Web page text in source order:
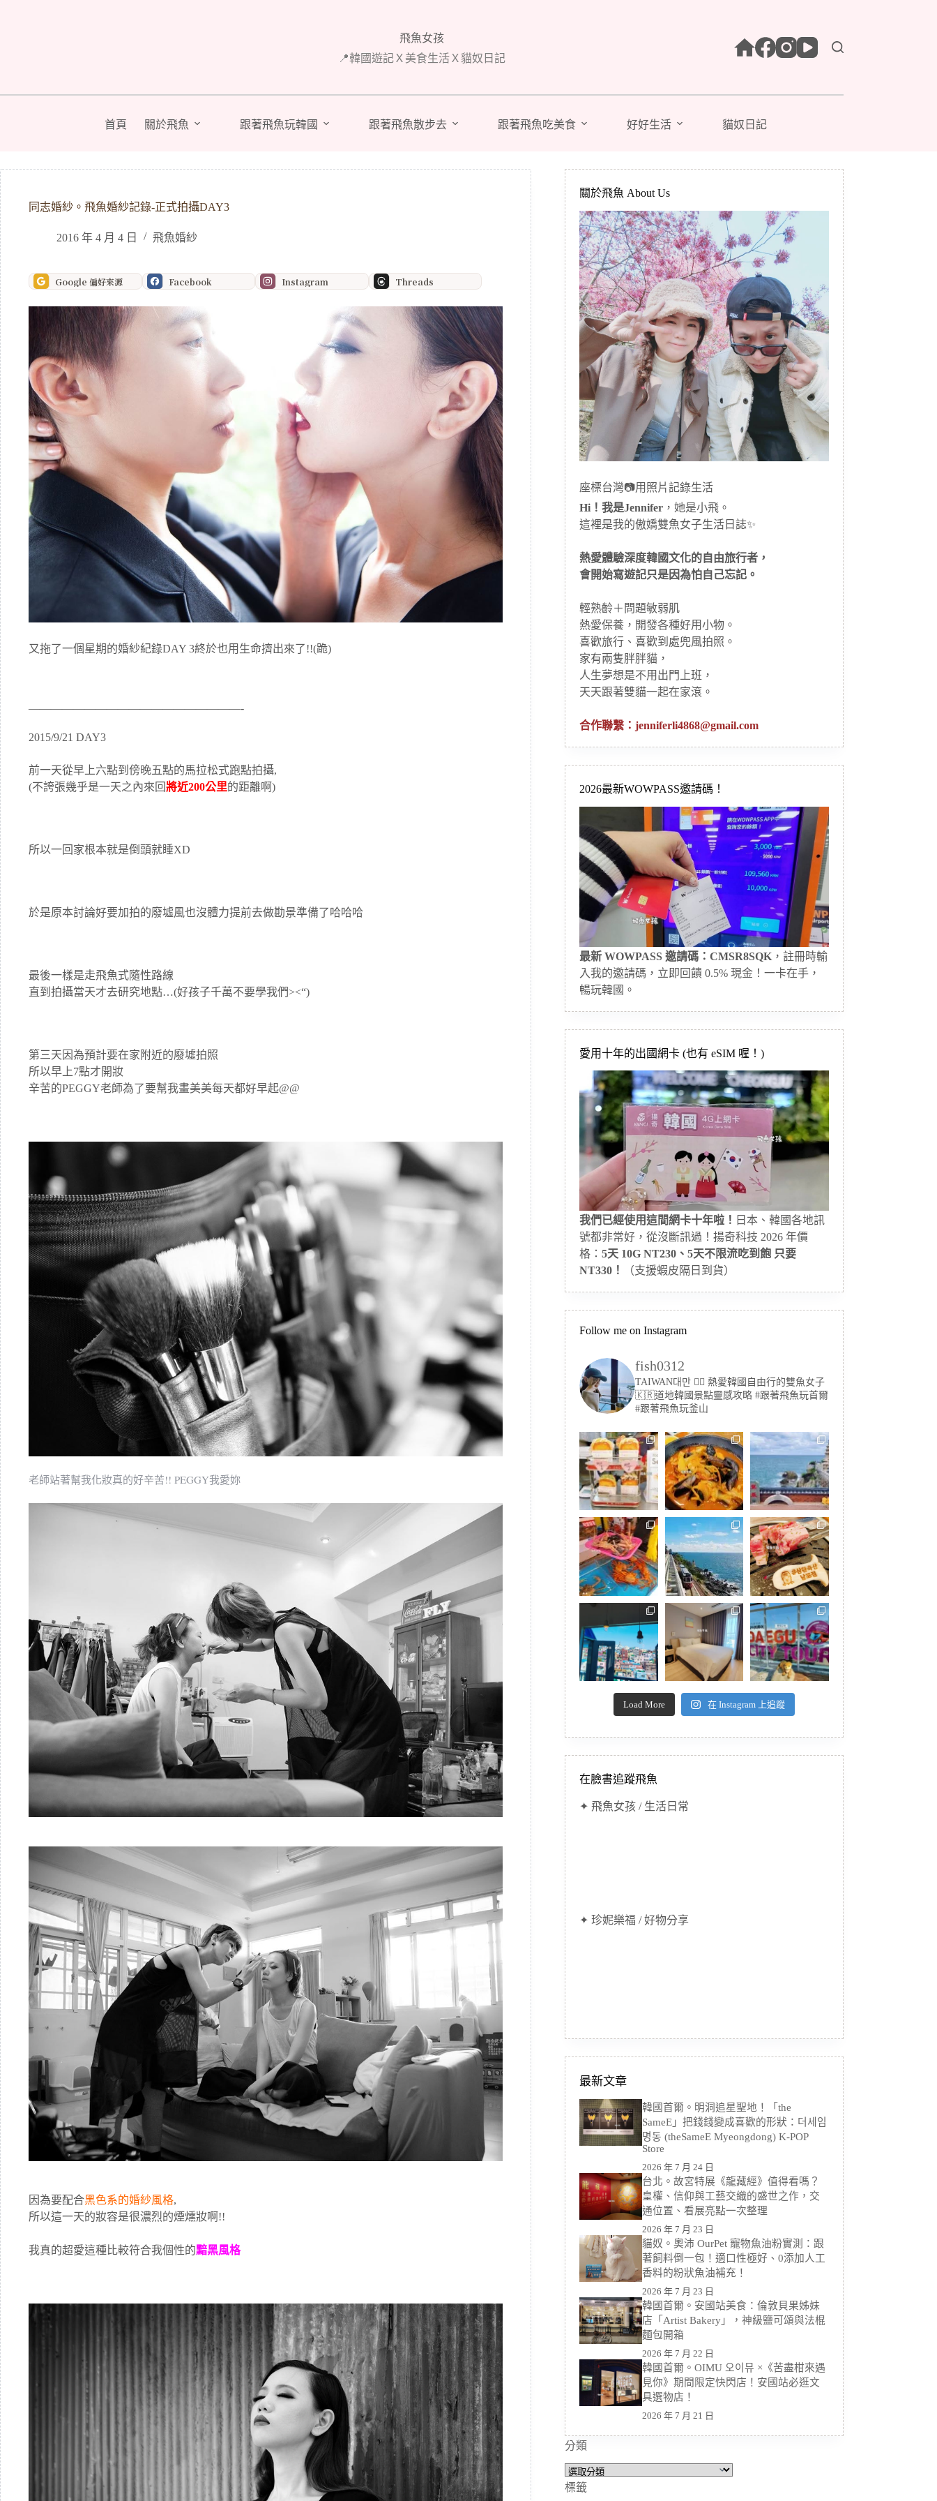
容
飛魚女孩
📍韓國遊記Ｘ美食生活Ｘ貓奴日記
首頁 關於飛魚 跟著飛魚玩韓國 跟著飛魚散步去 跟著飛魚吃美食 好好生活 貓奴日記
同志婚紗。飛魚婚紗記錄-正式拍攝DAY3
2016 年 4 月 4 日 飛魚婚紗
Google 偏好來源 Facebook Instagram Threads
又拖了一個星期的婚紗紀錄DAY 3終於也用生命擠出來了!!(跪)
———————————————————-
2015/9/21 DAY3
前一天從早上六點到傍晚五點的馬拉松式跑點拍攝,
(不誇張幾乎是一天之內來回將近200公里的距離啊)
所以一回家根本就是倒頭就睡XD
於是原本討論好要加拍的廢墟風也沒體力提前去做勘景準備了哈哈哈
最後一樣是走飛魚式隨性路線
直到拍攝當天才去研究地點…(好孩子千萬不要學我們><“)
第三天因為預計要在家附近的廢墟拍照
所以早上7點才開妝
辛苦的PEGGY老師為了要幫我畫美美每天都好早起@@
老師站著幫我化妝真的好辛苦!! PEGGY我愛妳
因為要配合黑色系的婚紗風格,
所以這一天的妝容是很濃烈的煙燻妝啊!!
我真的超愛這種比較符合我個性的黯黑風格
關於飛魚 About Us
座標台灣📷用照片記錄生活
Hi！我是Jennifer ，她是小飛。
這裡是我的傲嬌雙魚女子生活日誌✨
熱愛體驗深度韓國文化的自由旅行者，
會開始寫遊記只是因為怕自己忘記。
輕熟齡＋問題敏弱肌
熱愛保養，開發各種好用小物。
喜歡旅行、喜歡到處兜風拍照。
家有兩隻胖胖貓，
人生夢想是不用出門上班，
天天跟著雙貓一起在家滾。
合作聯繫：jenniferli4868@gmail.com
2026最新WOWPASS邀請碼！
最新 WOWPASS 邀請碼：CMSR8SQK ，註冊時輸
入我的邀請碼，立即回饋 0.5% 現金！一卡在手，
暢玩韓國。
愛用十年的出國網卡 (也有 eSIM 喔！)
我們已經使用這間網卡十年啦！ 日本、韓國各地訊
號都非常好，從沒斷訊過！揚奇科技 2026 年價
格：5天 10G NT230、5天不限流吃到飽 只要
NT330！
（支援蝦皮隔日到貨）
Follow me on Instagram
fish0312
TAIWAN대만 🏳️‍🌈 熱愛韓國自由行的雙魚女子
🇰🇷道地韓國景點靈感攻略 #跟著飛魚玩首爾
#跟著飛魚玩釜山
Load More 在 Instagram 上追蹤
在臉書追蹤飛魚
✦ 飛魚女孩 / 生活日常
✦ 珍妮樂福 / 好物分享
最新文章
韓國首爾。明洞追星聖地！「the
SameE」把錢錢變成喜歡的形狀：더세임
명동 (theSameE Myeongdong) K-POP
Store
2026 年 7 月 24 日
台北。故宮特展《龍藏經》值得看嗎？
皇權、信仰與工藝交織的盛世之作，交
通位置、看展亮點一次整理
2026 年 7 月 23 日
貓奴。奧沛 OurPet 寵物魚油粉實測：跟
著飼料倒一包！適口性極好、0添加人工
香料的粉狀魚油補充！
2026 年 7 月 23 日
韓國首爾。安國站美食：倫敦貝果姊妹
店「Artist Bakery」，神級鹽可頌與法棍
麵包開箱
2026 年 7 月 22 日
韓國首爾。OIMU 오이뮤 ×《苦盡柑來遇
見你》期間限定快閃店！安國站必逛文
具選物店！
2026 年 7 月 21 日
分類
分
類
標籤